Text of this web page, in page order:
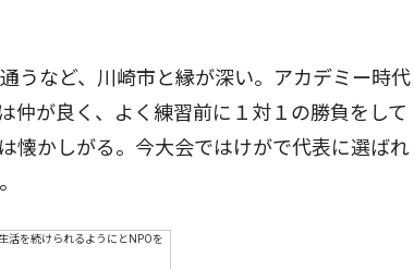
うなど、川崎市と縁が深い。アカデミー時代
仲が良く、よく練習前に１対１の勝負をして
懐かしがる。今大会ではけがで代表に選ばれ